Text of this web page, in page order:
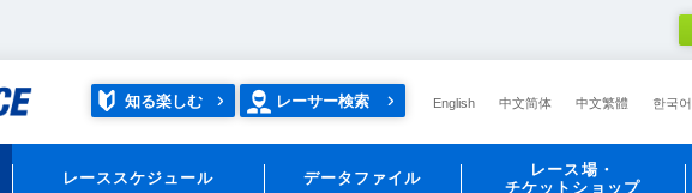
知る楽しむ レーサー検索 English 中文简体 中文繁體 한국어
レーススケジュール データファイル
レース場・
チケットショップ